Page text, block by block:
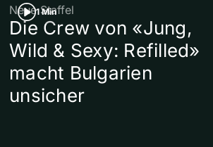
1 Min
Neue Staffel
Die Crew von «Jung,
Wild & Sexy: Refilled»
macht Bulgarien
unsicher